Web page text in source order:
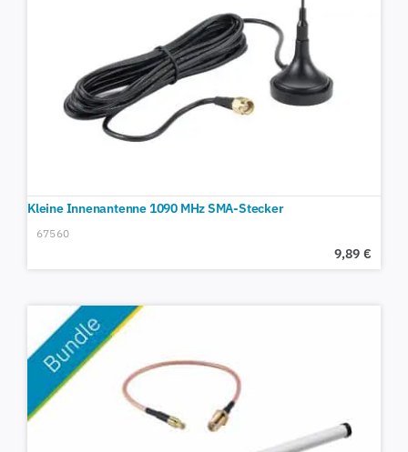
Kleine Innenantenne 1090 MHz SMA-Stecker
67560
9,89 €